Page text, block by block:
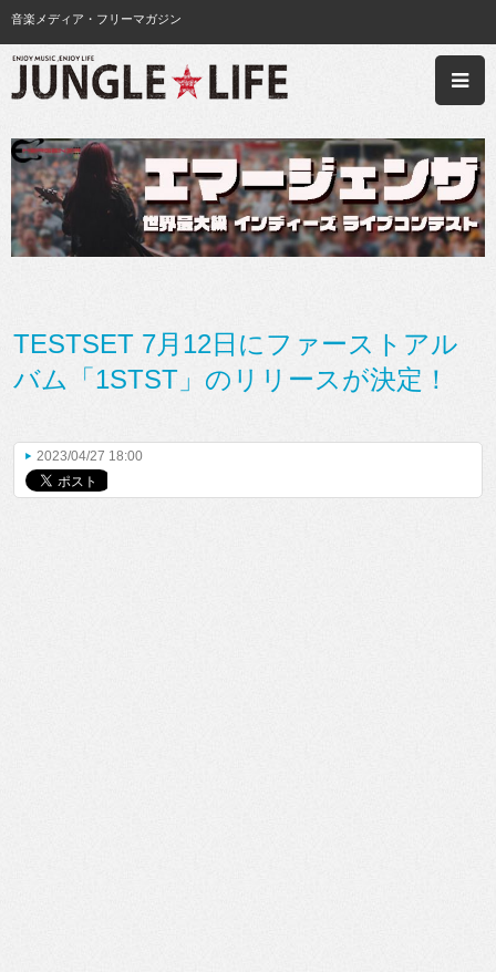
音楽メディア・フリーマガジン
TESTSET 7月12日にファーストアル
バム「1STST」のリリースが決定！
2023/04/27 18:00